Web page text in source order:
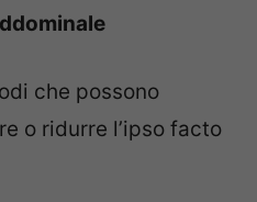
che possono
o ridurre l’ipso facto